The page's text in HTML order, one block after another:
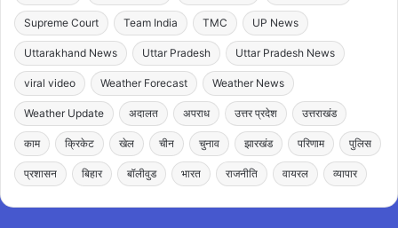
Supreme Court Team India TMC UP News
Uttarakhand News Uttar Pradesh Uttar Pradesh News
viral video Weather Forecast Weather News
Weather Update अदालत अपराध उत्तर प्रदेश उत्तराखंड
काम क्रिकेट खेल चीन चुनाव झारखंड परिणाम पुलिस
प्रशासन बिहार बॉलीवुड भारत राजनीति वायरल व्यापार